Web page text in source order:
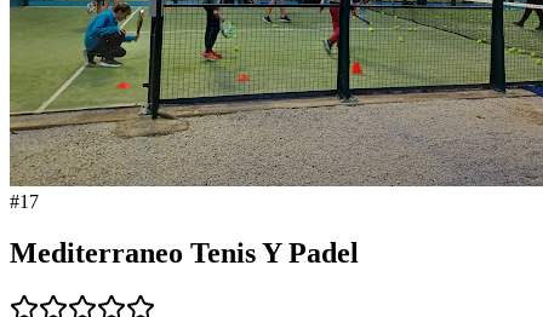
#17
Mediterraneo Tenis Y Padel